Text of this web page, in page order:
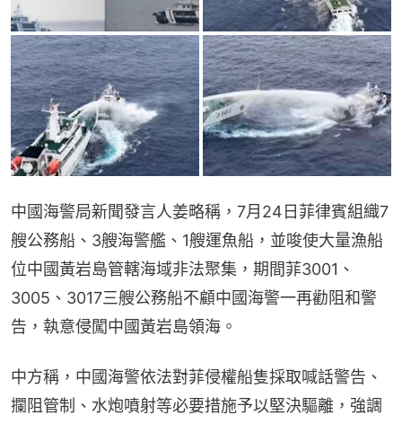
中國海警局新聞發言人姜略稱，7月24日菲律賓組織7
艘公務船、3艘海警艦、1艘運魚船，並唆使大量漁船
位中國黃岩島管轄海域非法聚集，期間菲3001、
3005、3017三艘公務船不顧中國海警一再勸阻和警
告，執意侵闖中國黃岩島領海。
中方稱，中國海警依法對菲侵權船隻採取喊話警告、
攔阻管制、水炮噴射等必要措施予以堅決驅離，強調